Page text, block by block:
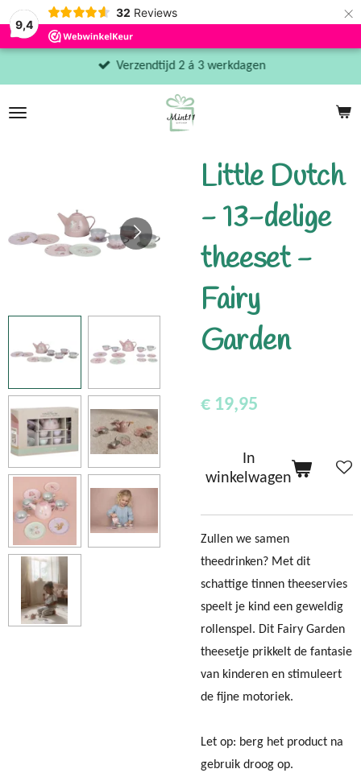
9,4
32 Reviews ×
Verzendtijd 2 á 3 werkdagen
Little Dutch
- 13-delige
theeset -
Fairy
Garden
€ 19,95
In
winkelwagen
Zullen we samen
theedrinken? Met dit
schattige tinnen theeservies
speelt je kind een geweldig
rollenspel. Dit Fairy Garden
theesetje prikkelt de fantasie
van kinderen en stimuleert
de fijne motoriek.
Let op: berg het product na
gebruik droog op.